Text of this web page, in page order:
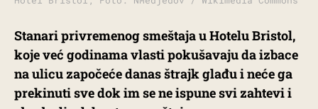
Stanari privremenog smeštaja u Hotelu Bristol,
koje već godinama vlasti pokušavaju da izbace
na ulicu započeće danas štrajk glađu i neće ga
prekinuti sve dok im se ne ispune svi zahtevi i